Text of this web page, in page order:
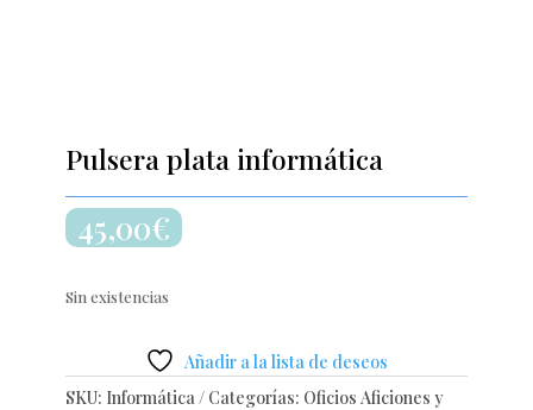
Pulsera plata informática
45,00€
Sin existencias
Añadir a la lista de deseos
SKU: Informática Categorías: Oficios Aficiones y